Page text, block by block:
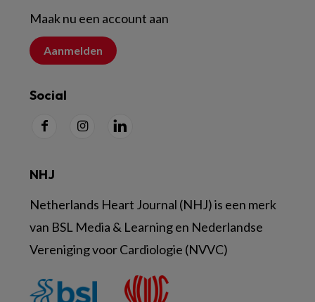
Maak nu een account aan
Aanmelden
Social
NHJ
Netherlands Heart Journal (NHJ) is een merk
van BSL Media & Learning en Nederlandse
Vereniging voor Cardiologie (NVVC)